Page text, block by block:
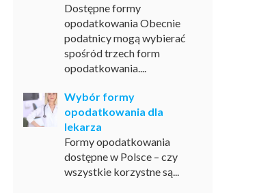
Dostępne formy
opodatkowania Obecnie
podatnicy mogą wybierać
spośród trzech form
opodatkowania....
Wybór formy
opodatkowania dla
lekarza
Formy opodatkowania
dostępne w Polsce – czy
wszystkie korzystne są...